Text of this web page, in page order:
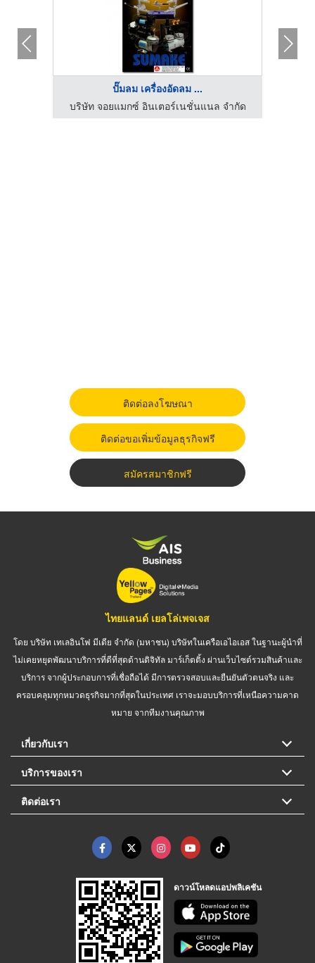
ปั๊มลม เครื่องอัดลม ...
บริษัท จอยแมกซ์ อินเตอร์เนชั่นแนล จำกัด
ติดต่อลงโฆษณา
ติดต่อขอเพิ่มข้อมูลธุรกิจฟรี
สมัครสมาชิกฟรี
ไทยแลนด์ เยลโล่เพจเจส
โดย บริษัท เทเลอินโฟ มีเดีย จำกัด (มหาชน) บริษัทในเครือเอไอเอส ในฐานะผู้นำที่
ไม่เคยหยุดพัฒนาบริการที่ดีที่สุดด้านดิจิทัล มาร์เก็ตติ้ง ผ่านเว็บไซต์รวมสินค้าและ
บริการ จากผู้ประกอบการที่เชื่อถือได้ มีการตรวจสอบและยืนยันตัวตนจริง และ
ครอบคลุมทุกหมวดธุรกิจมากที่สุดในประเทศ เราจะมอบบริการที่เหนือความคาด
หมาย จากทีมงานคุณภาพ
เกี่ยวกับเรา
บริการของเรา
ติดต่อเรา
ดาวน์โหลดแอปพลิเคชัน